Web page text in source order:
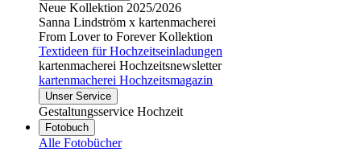
Neue Kollektion 2025/2026
Sanna Lindström x kartenmacherei
From Lover to Forever Kollektion
Textideen für Hochzeitseinladungen
kartenmacherei Hochzeitsnewsletter
kartenmacherei Hochzeitsmagazin
Unser Service
Gestaltungsservice Hochzeit
Fotobuch
Alle Fotobücher